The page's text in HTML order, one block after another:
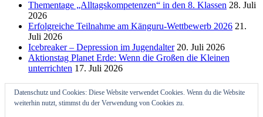
Thementage „Alltagskompetenzen“ in den 8. Klassen 28. Juli
2026
Erfolgreiche Teilnahme am Känguru-Wettbewerb 2026 21.
Juli 2026
Icebreaker – Depression im Jugendalter 20. Juli 2026
Aktionstag Planet Erde: Wenn die Großen die Kleinen
unterrichten 17. Juli 2026
Datenschutz und Cookies: Diese Website verwendet Cookies. Wenn du die Website
weiterhin nutzt, stimmst du der Verwendung von Cookies zu.